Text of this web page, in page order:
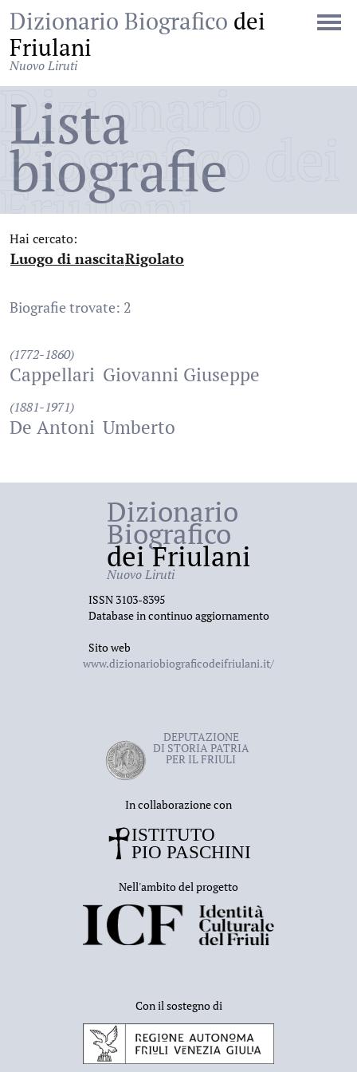
Dizionario Biografico dei
Friulani
Nuovo Liruti
Dizionario
Biografico dei
Friulani
Lista
biografie
Hai cercato:
Luogo di nascita
:Rigolato
Biografie trovate: 2
(1772-1860)
Cappellari Giovanni Giuseppe
(1881-1971)
De Antoni Umberto
Dizionario
Biografico
dei Friulani
Nuovo Liruti
ISSN 3103-8395
Database in continuo aggiornamento
Sito web
www.dizionariobiograficodeifriulani.it/
DEPUTAZIONE
DI STORIA PATRIA
PER IL FRIULI
In collaborazione con
Nell'ambito del progetto
Con il sostegno di